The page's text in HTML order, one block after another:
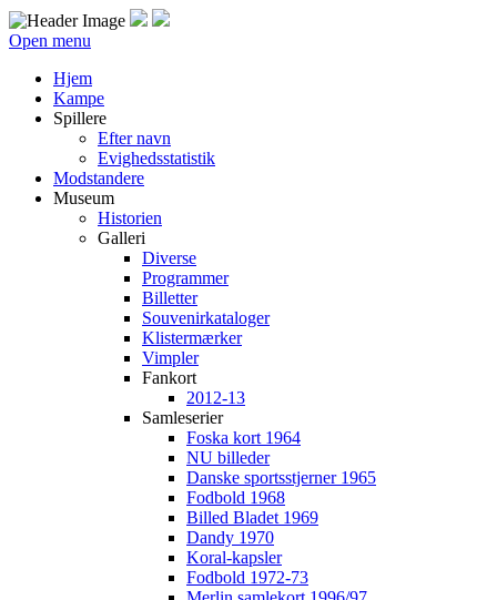
Open menu
Hjem
Kampe
Spillere
Efter navn
Evighedsstatistik
Modstandere
Museum
Historien
Galleri
Diverse
Programmer
Billetter
Souvenirkataloger
Klistermærker
Vimpler
Fankort
2012-13
Samleserier
Foska kort 1964
NU billeder
Danske sportsstjerner 1965
Fodbold 1968
Billed Bladet 1969
Dandy 1970
Koral-kapsler
Fodbold 1972-73